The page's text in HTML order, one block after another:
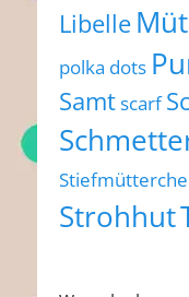
Libelle
polka dots
Samtscarf
Strohhut